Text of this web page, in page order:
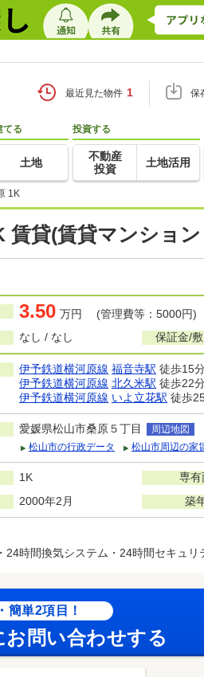
最近見た物件 1 保
てる
土地
投資する
不動産
投資
土地活用
1K
賃貸(賃貸マンショ
3.50 万円 (管理費等：5000円)
なし / なし 保証金/
伊予鉄道横河原線 福音寺駅 徒歩15
伊予鉄道横河原線 北久米駅 徒歩22
伊予鉄道横河原線 いよ立花駅 徒歩
愛媛県松山市桑原５丁目
周辺地図
松山市の行政データ
松山市周辺の家
1K 専有
2000年2月 築
24時間換気システム・24時間セキュリ
簡単2項目！
お問い合わせする